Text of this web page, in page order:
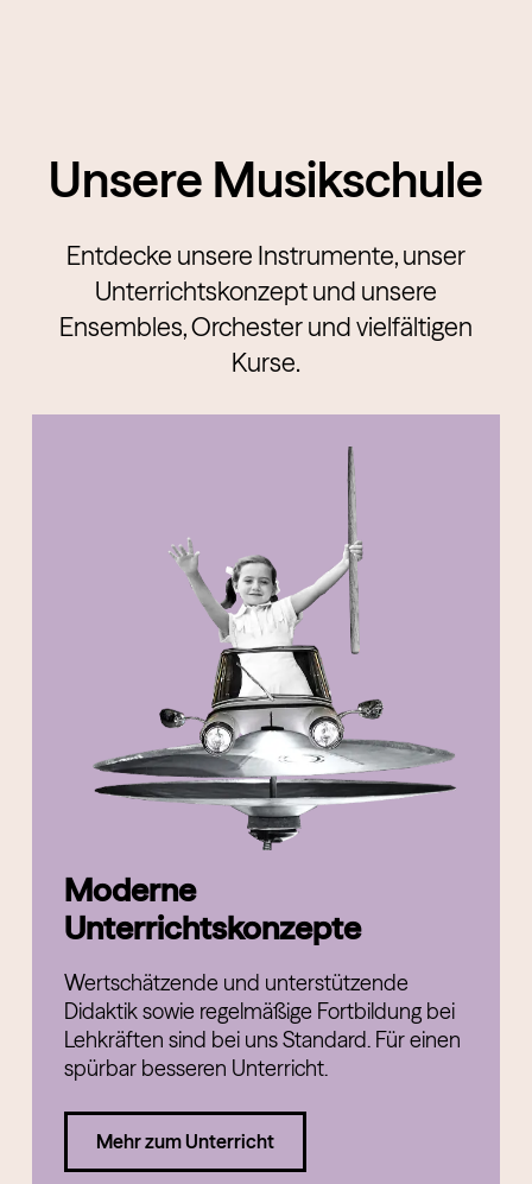
Unsere Musikschule
Entdecke unsere Instrumente, unser
Unterrichtskonzept und unsere
Ensembles, Orchester und vielfältigen
Kurse.
Moderne
Unterrichtskonzepte
Wertschätzende und unterstützende
Didaktik sowie regelmäßige Fortbildung bei
Lehkräften sind bei uns Standard. Für einen
spürbar besseren Unterricht.
Mehr zum Unterricht